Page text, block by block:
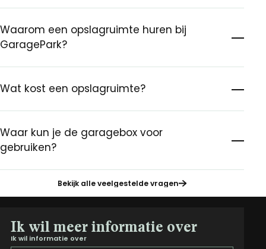
Waarom een opslagruimte huren bij
GaragePark?
Wat kost een opslagruimte?
Waar kun je de garagebox voor
gebruiken?
Bekijk alle veelgestelde vragen
Ik wil meer informatie over
Ik wil informatie over